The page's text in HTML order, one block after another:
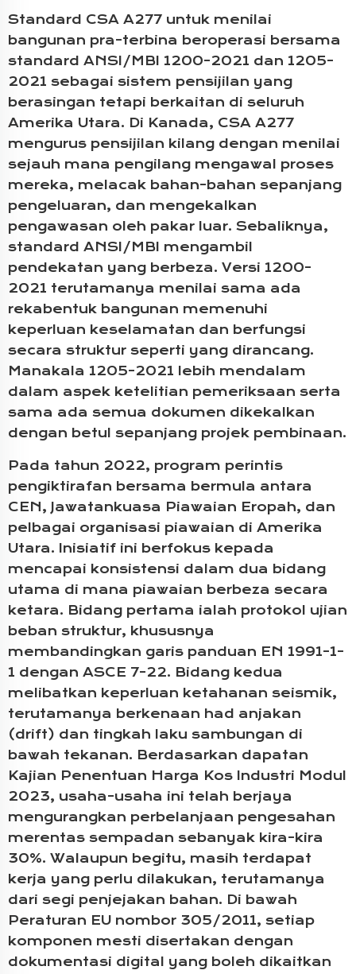
Standard CSA A277 untuk menilai
bangunan pra-terbina beroperasi bersama
standard ANSI/MBI 1200-2021 dan 1205-
2021 sebagai sistem pensijilan yang
berasingan tetapi berkaitan di seluruh
Amerika Utara. Di Kanada, CSA A277
mengurus pensijilan kilang dengan menilai
sejauh mana pengilang mengawal proses
mereka, melacak bahan-bahan sepanjang
pengeluaran, dan mengekalkan
pengawasan oleh pakar luar. Sebaliknya,
standard ANSI/MBI mengambil
pendekatan yang berbeza. Versi 1200-
2021 terutamanya menilai sama ada
rekabentuk bangunan memenuhi
keperluan keselamatan dan berfungsi
secara struktur seperti yang dirancang.
Manakala 1205-2021 lebih mendalam
dalam aspek ketelitian pemeriksaan serta
sama ada semua dokumen dikekalkan
dengan betul sepanjang projek pembinaan.
Pada tahun 2022, program perintis
pengiktirafan bersama bermula antara
CEN, Jawatankuasa Piawaian Eropah, dan
pelbagai organisasi piawaian di Amerika
Utara. Inisiatif ini berfokus kepada
mencapai konsistensi dalam dua bidang
utama di mana piawaian berbeza secara
ketara. Bidang pertama ialah protokol ujian
beban struktur, khususnya
membandingkan garis panduan EN 1991-1-
1 dengan ASCE 7-22. Bidang kedua
melibatkan keperluan ketahanan seismik,
terutamanya berkenaan had anjakan
(drift) dan tingkah laku sambungan di
bawah tekanan. Berdasarkan dapatan
Kajian Penentuan Harga Kos Industri Modul
2023, usaha-usaha ini telah berjaya
mengurangkan perbelanjaan pengesahan
merentas sempadan sebanyak kira-kira
30%. Walaupun begitu, masih terdapat
kerja yang perlu dilakukan, terutamanya
dari segi penjejakan bahan. Di bawah
Peraturan EU nombor 305/2011, setiap
komponen mesti disertakan dengan
dokumentasi digital yang boleh dikaitkan